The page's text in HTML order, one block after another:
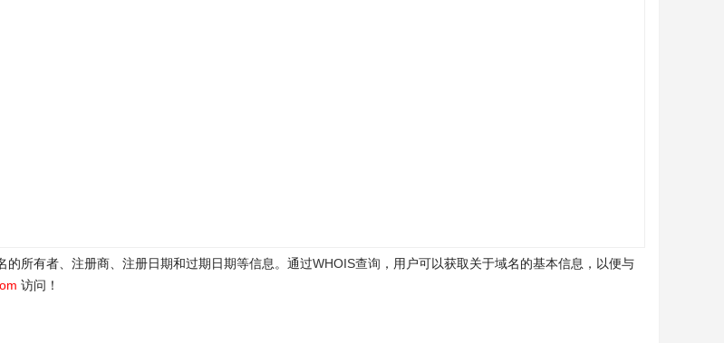
所有者、注册商、注册日期和过期日期等信息。通过WHOIS查询 ，用户可以获取关于域名的基本信息，以便与
访问！